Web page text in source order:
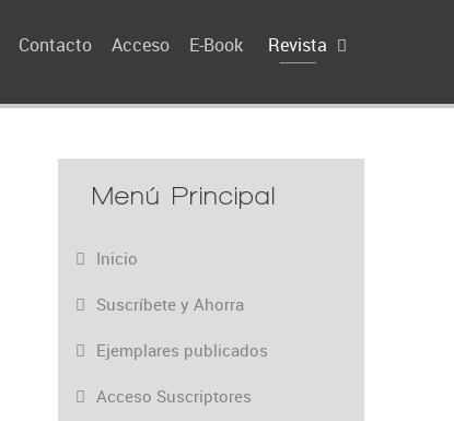
Contacto Acceso E-Book Revista
Menú Principal
Inicio
Suscríbete y Ahorra
Ejemplares publicados
Acceso Suscriptores